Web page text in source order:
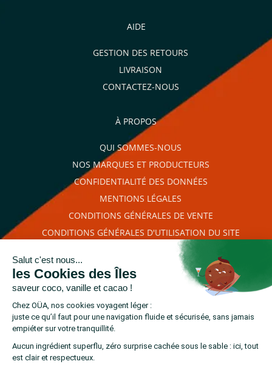
AIDE
GESTION DES RETOURS
LIVRAISON
CONTACTEZ-NOUS
À PROPOS
QUI SOMMES-NOUS
NOS MARQUES ET PRODUCTEURS
CONFIDENTIALITÉ DES DONNÉES
MENTIONS LÉGALES
CONDITIONS GÉNÉRALES DE VENTE
CONDITIONS GÉNÉRALES D'UTILISATION DU SITE
RETROUVEZ-NOUS SUR